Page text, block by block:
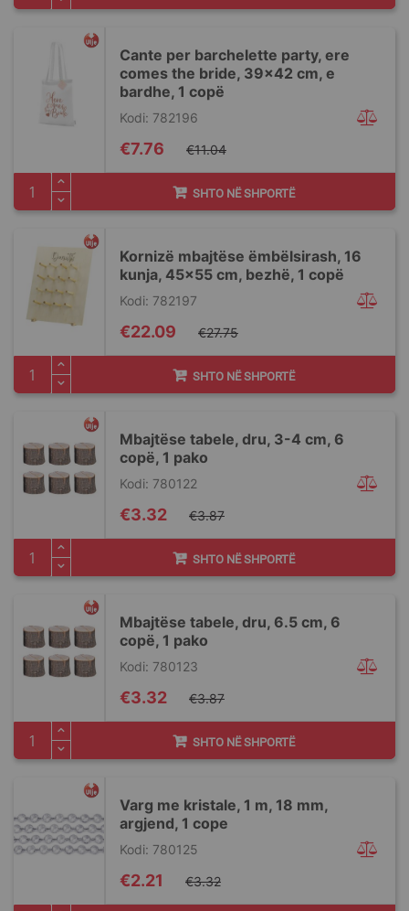
Cante per barchelette party, ere
comes the bride, 39x42 cm, e
bardhe, 1 copë
Kodi: 782196
Special
Price
€7.76 €11.04
SHTO NË SHPORTË
Kornizë mbajtëse ëmbëlsirash, 16
kunja, 45x55 cm, bezhë, 1 copë
Kodi: 782197
Special
Price
€22.09 €27.75
SHTO NË SHPORTË
Mbajtëse tabele, dru, 3-4 cm, 6
copë, 1 pako
Kodi: 780122
Special
Price
€3.32 €3.87
SHTO NË SHPORTË
Mbajtëse tabele, dru, 6.5 cm, 6
copë, 1 pako
Kodi: 780123
Special
Price
€3.32 €3.87
SHTO NË SHPORTË
Varg me kristale, 1 m, 18 mm,
argjend, 1 cope
Kodi: 780125
Special
Price
€2.21 €3.32